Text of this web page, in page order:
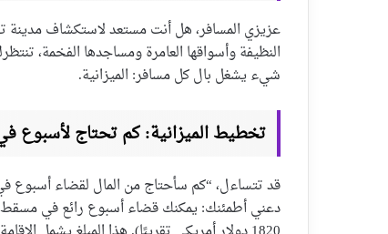
عزيزي المسافر، هل أنت مستعد لاستكشاف
النظيفة وأسواقها العامرة ومساجدها الفخمة،
شيء يشغل بال كل مسافر: الميزانية.
تخطيط الميزانية: كم تحتاج لأسبوع
قد تتساءل، “كم سأحتاج من المال لقضاء